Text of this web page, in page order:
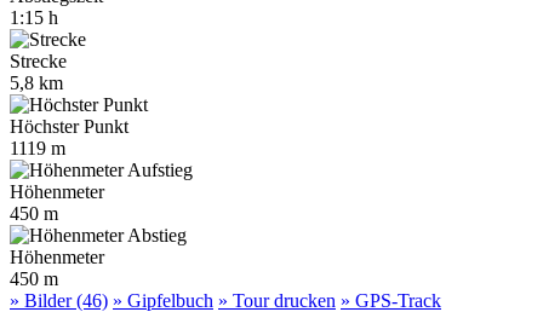
1:15 h
Strecke
5,8 km
Höchster Punkt
1119 m
Höhenmeter
450 m
Höhenmeter
450 m
» Bilder (46) » Gipfelbuch » Tour drucken » GPS-Track